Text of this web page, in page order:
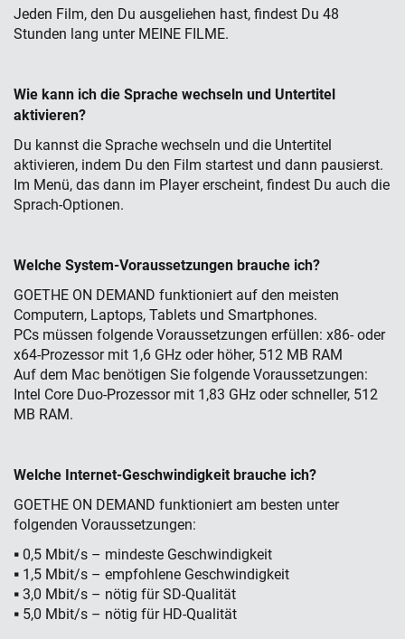
Jeden Film, den Du ausgeliehen hast, findest Du 48
Stunden lang unter MEINE FILME.
Wie kann ich die Sprache wechseln und Untertitel
aktivieren?
Du kannst die Sprache wechseln und die Untertitel
aktivieren, indem Du den Film startest und dann pausierst.
Im Menü, das dann im Player erscheint, findest Du auch die
Sprach-Optionen.
Welche System-Voraussetzungen brauche ich?
GOETHE ON DEMAND funktioniert auf den meisten
Computern, Laptops, Tablets und Smartphones.
PCs müssen folgende Voraussetzungen erfüllen: x86- oder
x64-Prozessor mit 1,6 GHz oder höher, 512 MB RAM
Auf dem Mac benötigen Sie folgende Voraussetzungen:
Intel Core Duo-Prozessor mit 1,83 GHz oder schneller, 512
MB RAM.
Welche Internet-Geschwindigkeit brauche ich?
GOETHE ON DEMAND funktioniert am besten unter
folgenden Voraussetzungen:
▪ 0,5 Mbit/s – mindeste Geschwindigkeit
▪ 1,5 Mbit/s – empfohlene Geschwindigkeit
▪ 3,0 Mbit/s – nötig für SD-Qualität
▪ 5,0 Mbit/s – nötig für HD-Qualität